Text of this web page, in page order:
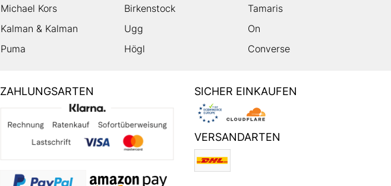
Michael Kors
Birkenstock
Tamaris
Kalman & Kalman
Ugg
On
Puma
Högl Converse
ZAHLUNGSARTEN SICHER EINKAUFEN
VERSANDARTEN